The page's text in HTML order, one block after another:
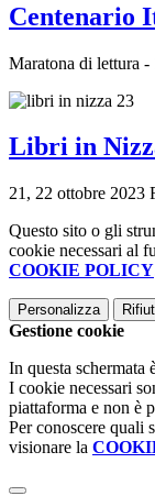
Centenario
Maratona di lettura
Libri in
21, 22 ottobre 2023
Questo sito o gli
cookie necessari al
COOKIE POLICY
Personalizza
Gestione cookie
In questa schermata
I cookie necessari
piattaforma e non è
Per conoscere quali
visionare la